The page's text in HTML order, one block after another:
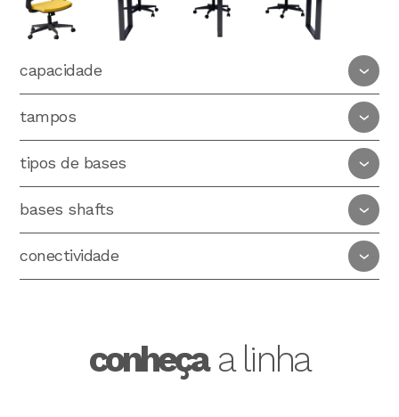
capacidade
tampos
tipos de bases
bases shafts
conectividade
conheçaa linha